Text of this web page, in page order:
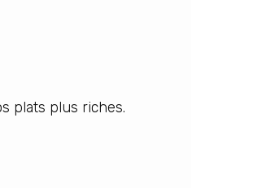
plats plus riches.